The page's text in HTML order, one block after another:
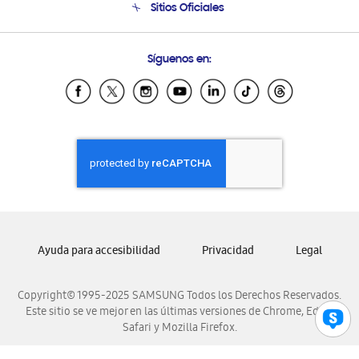
Condiciones de Compra
Soporte vía eMail
Sitios Oficiales
Samsung Ecuador
Samsung El Salvador
Samsung Honduras
Samsung Nicaragua
Samsung Panamá
Samsung Venezuela
Síguenos en:
Copyright© 1995-2025 SAMSUNG Todos los Derechos Reservados.
Este sitio se ve mejor en las últimas versiones de Chrome, Edge,
Safari y Mozilla Firefox.
Ayuda para accesibilidad Privacidad Legal